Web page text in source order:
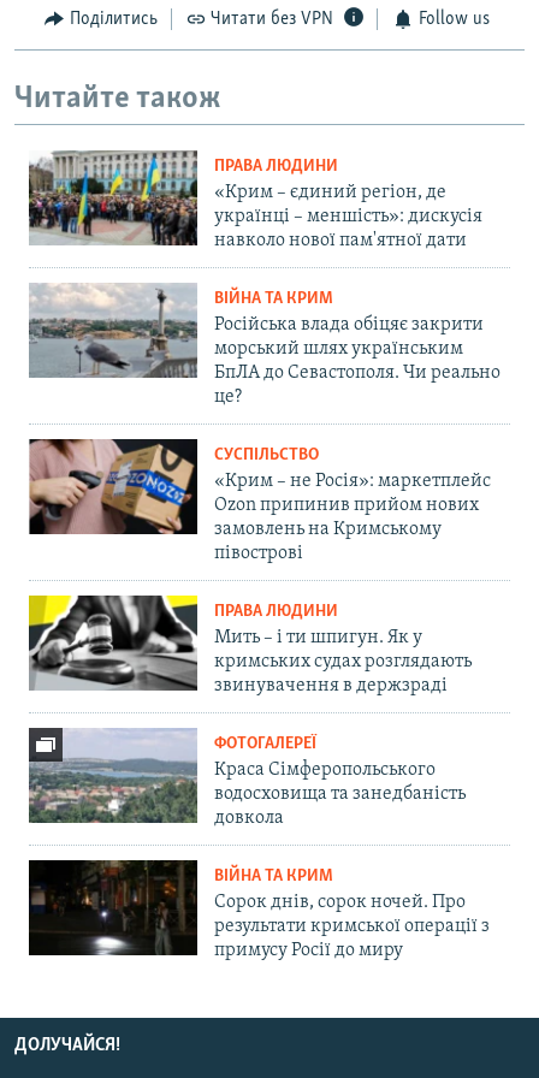
Поділитись Читати без VPN Follow us
Читайте також
ПРАВА ЛЮДИНИ
«Крим – єдиний регіон, де
українці – меншість»: дискусія
навколо нової пам'ятної дати
ВІЙНА ТА КРИМ
Російська влада обіцяє закрити
морський шлях українським
БпЛА до Севастополя. Чи реально
це?
СУСПІЛЬСТВО
«Крим – не Росія»: маркетплейс
Ozon припинив прийом нових
замовлень на Кримському
півострові
ПРАВА ЛЮДИНИ
Мить – і ти шпигун. Як у
кримських судах розглядають
звинувачення в держзраді
ФОТОГАЛЕРЕЇ
Краса Сімферопольського
водосховища та занедбаність
довкола
ВІЙНА ТА КРИМ
Сорок днів, сорок ночей. Про
результати кримської операції з
примусу Росії до миру
ДОЛУЧАЙСЯ!